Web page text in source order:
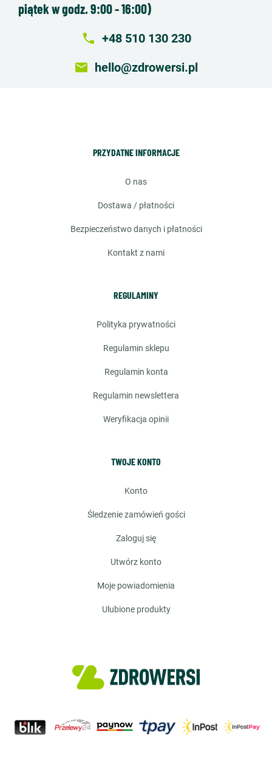
piątek w godz. 9:00 - 16:00)
local_phone +48 510 130 230
email hello@zdrowersi.pl
PRZYDATNE INFORMACJE
o nas
dostawa / płatności
bezpieczeństwo danych i płatności
kontakt z nami
REGULAMINY
polityka prywatności
regulamin sklepu
regulamin konta
regulamin newslettera
weryfikacja opinii
TWOJE KONTO
konto
śledzenie zamówień gości
zaloguj się
utwórz konto
moje powiadomienia
ulubione produkty